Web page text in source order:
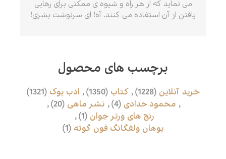
می نماید که از هر راه و شیوه ی ممکنی برای رهایی
یافتن از آن استفاده می کنند. آه! ای سرنوشت بشری!
برچسب های محصول
خرید آنلاین (1228)
, کتاب (1350)
, ادب بوک (1321)
, محمود حدادی (4)
, نشر ماهی (20)
,
رنج های ورتر جوان (1)
,
یوهان ولفگانگ فون گوته (1)